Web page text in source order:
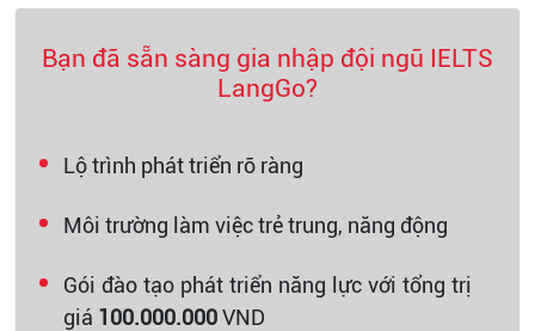
Bạn đã sẵn sàng gia nhập đội ngũ IELTS
LangGo?
Lộ trình phát triển rõ ràng
Môi trường làm việc trẻ trung, năng động
Gói đào tạo phát triển năng lực với tổng trị
giá 100.000.000VND